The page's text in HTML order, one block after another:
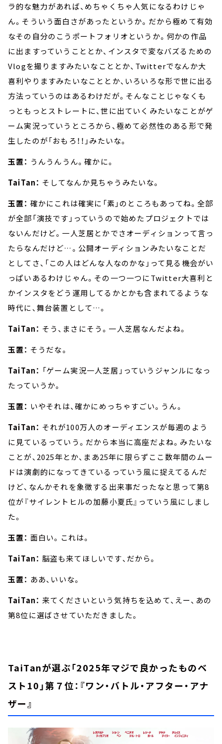
ラ的な魅力があれば、めちゃくちゃ人気になるわけじゃ
ん。そういう面白さがあったというか。だから極めて有効
なその自分のこうポートフォリオというか。何かの作品
に出ますっていうこととか、インスタで変なバズるための
Vlogを撮りますみたいなこととか、Twitterでなんか大
喜利やりますみたいなこととか、いろいろな形で世に出る
方法っていうのはあるわけだが。そんなことじゃなくも
っともっとストレートに、世に出ていくみたいなことがゲ
ーム実況っていうところから、極めて必然性のある形で発
生したのが「おもろ！！」みたいな。
玉置： うんうんうん。確かに。
TaiTan： そしてなんか見ちゃうみたいな。
玉置： 確かにこれは確実に「素」のところもあってね。全部
が全部「演技です」っていうので始めたプロジェクトでは
ないんだけど。一人芝居とかでさオーディションって言っ
たらなんだけど…。公開オーディションみたいなことだ
としてさ、「この人はどんな人なのかな」って見る機会がい
っぱいあるわけじゃん。その一つ一つにTwitter大喜利と
かインスタをどう運用してるかとかも含まれてるような
時代に、舞台装置として…。
TaiTan： そう、まさにそう。一人芝居なんだよね。
玉置： そうだな。
TaiTan： 「ゲーム実況一人芝居」っていうジャンルになっ
たっていうか。
玉置： いやそれは、確かにめっちゃすごい。うん。
TaiTan： それが100万人のオーディエンスが毎週のよう
に見ているっていう。だから本当に高座だよね。みたいな
ことが、2025年とか、まあ25年に限らずここ数年間のムー
ドは演劇的になってきているっていう風に捉えてるんだ
けど、なんかそれを象徴する出来事だったなと思って第8
位が『サイレントヒルの加藤小夏氏』っていう風にしまし
た。
玉置： 面白い。これは。
TaiTan： 脳盗も来てほしいです、だから。
玉置： ああ、いいな。
TaiTan： 来てくださいという気持ちを込めて、えー、あの
第8位に選ばさせていただきました。
TaiTanが選ぶ「2025年マジで良かったものベ
スト10」第７位：『ワン・バトル・アフター・アナ
ザー』